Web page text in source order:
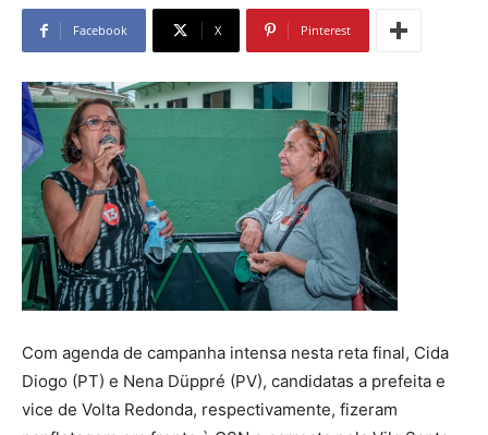
Facebook X Pinterest
Com agenda de campanha intensa nesta reta final, Cida
Diogo (PT) e Nena Düppré (PV), candidatas a prefeita e
vice de Volta Redonda, respectivamente, fizeram